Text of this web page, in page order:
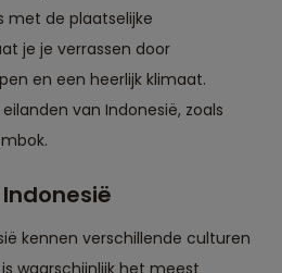
met de plaatselijke
je je verrassen door
en een heerlijk klimaat.
van Indonesië, zoals
kennen verschillende culturen
is waarschijnlijk het meest